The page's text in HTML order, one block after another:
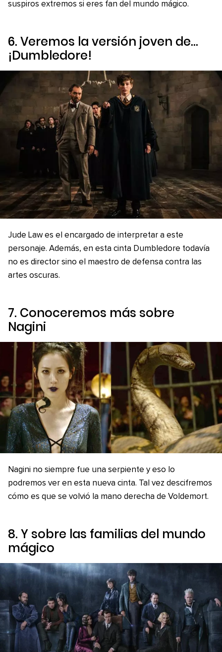
suspiros extremos si eres fan del mundo mágico.
6. Veremos la versión joven de…
¡Dumbledore!
Jude Law es el encargado de interpretar a este
personaje. Además, en esta cinta Dumbledore todavía
no es director sino el maestro de defensa contra las
artes oscuras.
7. Conoceremos más sobre
Nagini
Nagini no siempre fue una serpiente y eso lo
podremos ver en esta nueva cinta. Tal vez descifremos
cómo es que se volvió la mano derecha de Voldemort.
8. Y sobre las familias del mundo
mágico